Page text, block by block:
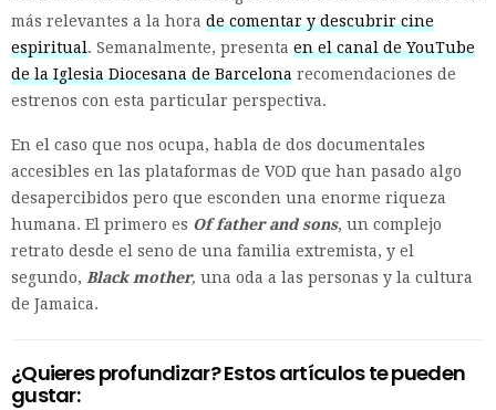
más relevantes a la hora de comentar y descubrir cine
espiritual. Semanalmente, presenta en el canal de YouTube
de la Iglesia Diocesana de Barcelona recomendaciones de
estrenos con esta particular perspectiva.
En el caso que nos ocupa, habla de dos documentales
accesibles en las plataformas de VOD que han pasado algo
desapercibidos pero que esconden una enorme riqueza
humana. El primero es Of father and sons, un complejo
retrato desde el seno de una familia extremista, y el
segundo, Black mother, una oda a las personas y la cultura
de Jamaica.
¿Quieres profundizar? Estos artículos te pueden
gustar: